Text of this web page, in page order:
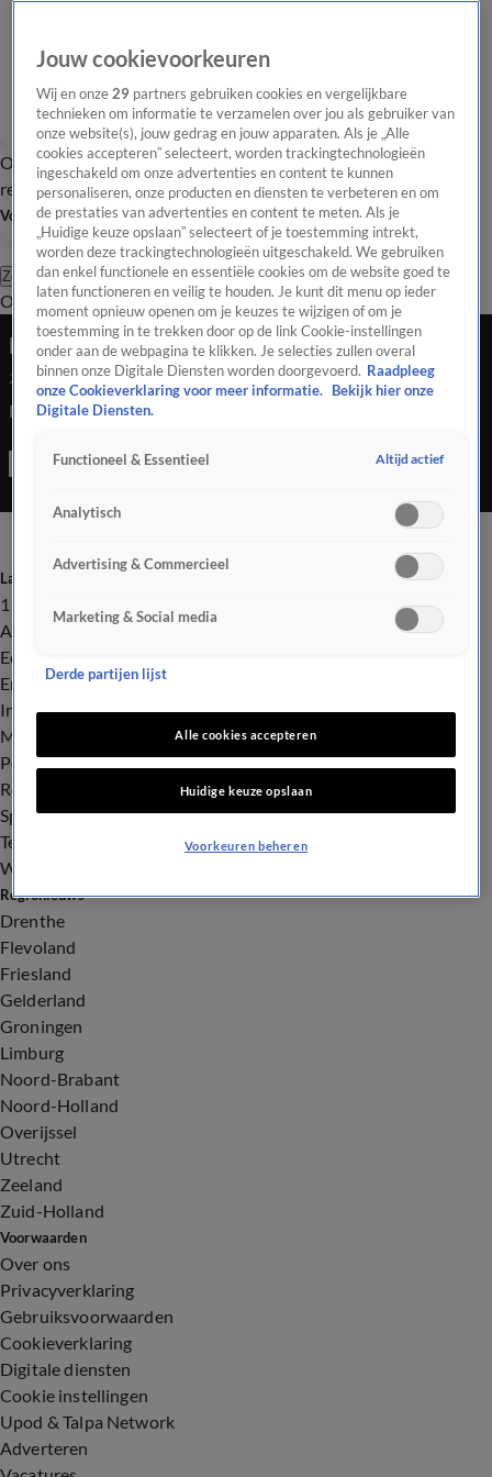
Overzicht Laatste nieuws Regionieuws Het beste van Hart
Tip de
redactie
Volg Hart van Nederland
Zoeken
OverzichtRegioUitzendingenWeerTip de redactiePanelVideo's
Bewoner gewond bij woningoverval Rijsbergen
24 juli 2020, 15:36
Bewoner gewond bij woningoverval Rijsbergen
Laatste nieuws
112
Advies & Tips
Economie
Entertainment
Infrastructuur
Milieu en Gezondheid
Politiek
Royalty
Sport
Tech
Weer
Regionieuws
Drenthe
Flevoland
Friesland
Gelderland
Groningen
Limburg
Noord-Brabant
Noord-Holland
Overijssel
Utrecht
Zeeland
Zuid-Holland
Voorwaarden
Over ons
Privacyverklaring
Gebruiksvoorwaarden
Cookieverklaring
Digitale diensten
Cookie instellingen
Upod & Talpa Network
Adverteren
Jouw cookievoorkeuren
Wij en onze29 partners gebruiken cookies en vergelijkbare
technieken om informatie te verzamelen over jou als gebruiker van
onze website(s), jouw gedrag en jouw apparaten. Als je „Alle
cookies accepteren” selecteert, worden trackingtechnologieën
ingeschakeld om onze advertenties en content te kunnen
personaliseren, onze producten en diensten te verbeteren en om
de prestaties van advertenties en content te meten. Als je
„Huidige keuze opslaan” selecteert of je toestemming intrekt,
worden deze trackingtechnologieën uitgeschakeld. We gebruiken
dan enkel functionele en essentiële cookies om de website goed te
laten functioneren en veilig te houden. Je kunt dit menu op ieder
moment opnieuw openen om je keuzes te wijzigen of om je
toestemming in te trekken door op de link Cookie-instellingen
onder aan de webpagina te klikken. Je selecties zullen overal
binnen onze Digitale Diensten worden doorgevoerd. Raadpleeg
onze Cookieverklaring voor meer informatie.
Bekijk hier onze
Digitale Diensten.
Functioneel & Essentieel Altijd actief
Analytisch
Advertising & Commercieel
Marketing & Social media
Derde partijen lijst
Alle cookies accepteren
Huidige keuze opslaan
Voorkeuren beheren